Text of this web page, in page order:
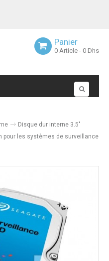
Panier
0 Article - 0 Dhs
Disque dur interne 3.5"
pour les systèmes de surveillance